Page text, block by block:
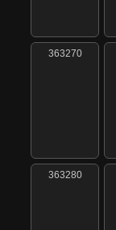
363270
363280